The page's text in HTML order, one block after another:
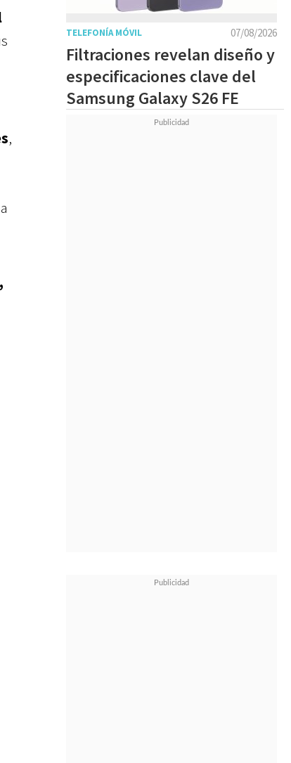
,
07/08/2026
TELEFONÍA MÓVIL
Filtraciones revelan diseño y
especificaciones clave del
Samsung Galaxy S26 FE